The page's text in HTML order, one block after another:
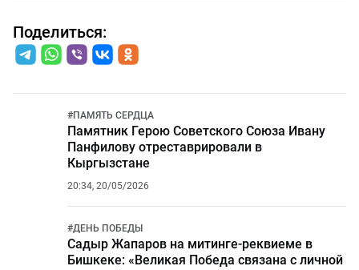
Поделиться:
#ПАМЯТЬ СЕРДЦА
Памятник Герою Советского Союза Ивану
Панфилову отреставрировали в
Кыргызстане
20:34, 20/05/2026
#ДЕНЬ ПОБЕДЫ
Садыр Жапаров на митинге-реквиеме в
Бишкеке: «Великая Победа связана с личной